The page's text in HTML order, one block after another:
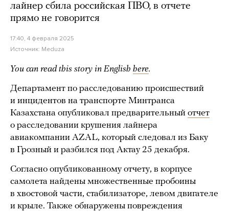
лайнер сбила российская ПВО, в отчете
прямо не говорится
17:40, 4 февраля 2025
Источник: Meduza
You can read this story in English here.
Департамент по расследованию происшествий
и инцидентов на транспорте Минтранса
Казахстана опубликовал предварительный отчет
о расследовании крушения лайнера
авиакомпании AZAL, который следовал из Баку
в Грозный и разбился под Актау 25 декабря.
Согласно опубликованному отчету, в корпусе
самолета найдены множественные пробоины
в хвостовой части, стабилизаторе, левом двигателе
и крыле. Также обнаружены повреждения